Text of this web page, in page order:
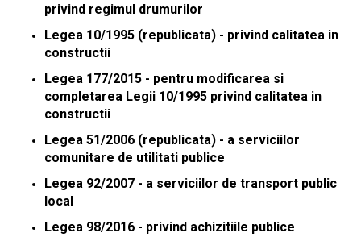
privind regimul drumurilor
Legea 10/1995 (republicata) - privind calitatea in
constructii
Legea 177/2015 - pentru modificarea si
completarea Legii 10/1995 privind calitatea in
constructii
Legea 51/2006 (republicata) - a serviciilor
comunitare de utilitati publice
Legea 92/2007 - a serviciilor de transport public
local
Legea 98/2016 - privind achizitiile publice